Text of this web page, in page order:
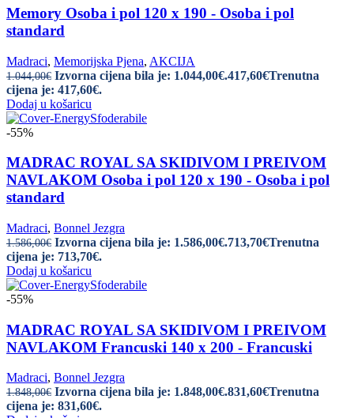
Memory Osoba i pol 120 x 190 - Osoba i pol
standard
Madraci, Memorijska Pjena, AKCIJA
1.044,00€ Izvorna cijena bila je: 1.044,00€.417,60€Trenutna
cijena je: 417,60€.
Dodaj u košaricu
-55%
MADRAC ROYAL SA SKIDIVOM I PREIVOM
NAVLAKOM Osoba i pol 120 x 190 - Osoba i pol
standard
Madraci, Bonnel Jezgra
1.586,00€ Izvorna cijena bila je: 1.586,00€.713,70€Trenutna
cijena je: 713,70€.
Dodaj u košaricu
-55%
MADRAC ROYAL SA SKIDIVOM I PREIVOM
NAVLAKOM Francuski 140 x 200 - Francuski
Madraci, Bonnel Jezgra
1.848,00€ Izvorna cijena bila je: 1.848,00€.831,60€Trenutna
cijena je: 831,60€.